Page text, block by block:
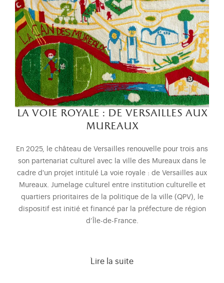
la voie royale : de versailles aux
mureaux
En 2025, le château de Versailles renouvelle pour trois ans
son partenariat culturel avec la ville des Mureaux dans le
cadre d'un projet intitulé La voie royale : de Versailles aux
Mureaux. Jumelage culturel entre institution culturelle et
quartiers prioritaires de la politique de la ville (QPV), le
dispositif est initié et financé par la préfecture de région
d’Île-de-France.
Lire la suite